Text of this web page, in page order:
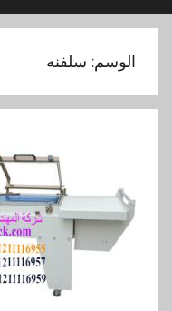
الوسم: سلفنه